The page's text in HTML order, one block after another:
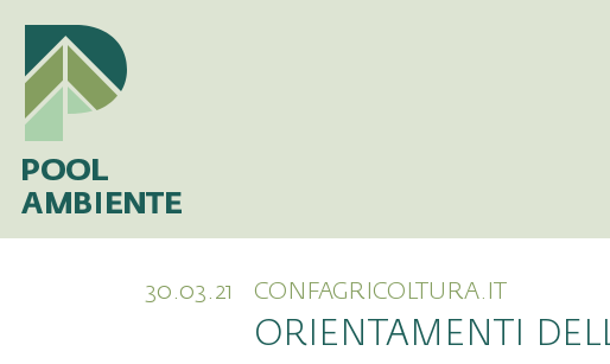
30.03.21 CONFAGRICOLTURA.IT
ORIENTAMENTI